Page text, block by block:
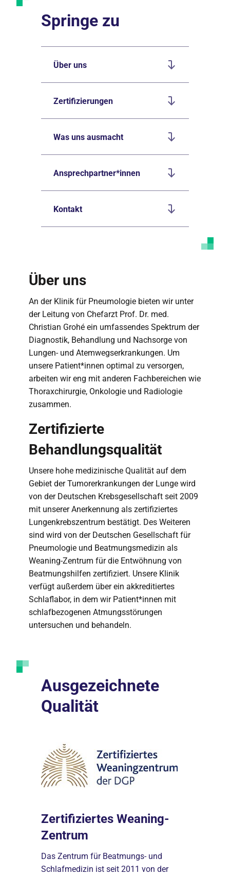
Springe zu
Über uns
Zertifizierungen
Was uns ausmacht
Ansprechpartner*innen
Kontakt
Über uns
An der Klinik für Pneumologie bieten wir unter
der Leitung von Chefarzt Prof. Dr. med.
Christian Grohé ein umfassendes Spektrum der
Diagnostik, Behandlung und Nachsorge von
Lungen- und Atemwegserkrankungen. Um
unsere Patient*innen optimal zu versorgen,
arbeiten wir eng mit anderen Fachbereichen wie
Thoraxchirurgie, Onkologie und Radiologie
zusammen.
Zertifizierte
Behandlungsqualität
Unsere hohe medizinische Qualität auf dem
Gebiet der Tumorerkrankungen der Lunge wird
von der Deutschen Krebsgesellschaft seit 2009
mit unserer Anerkennung als zertifiziertes
Lungenkrebszentrum bestätigt. Des Weiteren
sind wird von der Deutschen Gesellschaft für
Pneumologie und Beatmungsmedizin als
Weaning-Zentrum für die Entwöhnung von
Beatmungshilfen zertifiziert. Unsere Klinik
verfügt außerdem über ein akkreditiertes
Schlaflabor, in dem wir Patient*innen mit
schlafbezogenen Atmungsstörungen
untersuchen und behandeln.
Ausgezeichnete
Qualität
Zertifiziertes Weaning-
Zentrum
Das Zentrum für Beatmungs- und
Schlafmedizin ist seit 2011 von der